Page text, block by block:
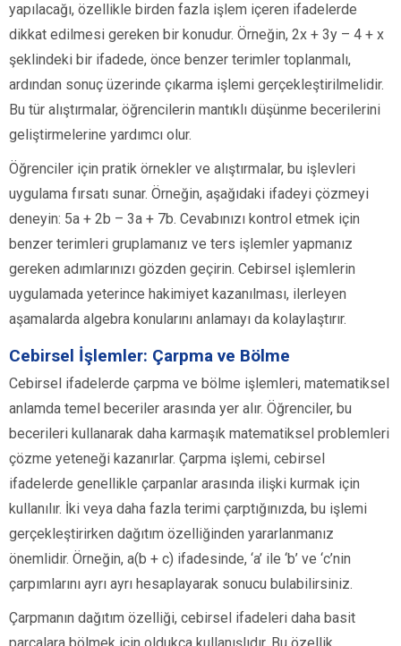
yapılacağı, özellikle birden fazla işlem içeren ifadelerde
dikkat edilmesi gereken bir konudur. Örneğin, 2x + 3y – 4 + x
şeklindeki bir ifadede, önce benzer terimler toplanmalı,
ardından sonuç üzerinde çıkarma işlemi gerçekleştirilmelidir.
Bu tür alıştırmalar, öğrencilerin mantıklı düşünme becerilerini
geliştirmelerine yardımcı olur.
Öğrenciler için pratik örnekler ve alıştırmalar, bu işlevleri
uygulama fırsatı sunar. Örneğin, aşağıdaki ifadeyi çözmeyi
deneyin: 5a + 2b – 3a + 7b. Cevabınızı kontrol etmek için
benzer terimleri gruplamanız ve ters işlemler yapmanız
gereken adımlarınızı gözden geçirin. Cebirsel işlemlerin
uygulamada yeterince hakimiyet kazanılması, ilerleyen
aşamalarda algebra konularını anlamayı da kolaylaştırır.
Cebirsel İşlemler: Çarpma ve Bölme
Cebirsel ifadelerde çarpma ve bölme işlemleri, matematiksel
anlamda temel beceriler arasında yer alır. Öğrenciler, bu
becerileri kullanarak daha karmaşık matematiksel problemleri
çözme yeteneği kazanırlar. Çarpma işlemi, cebirsel
ifadelerde genellikle çarpanlar arasında ilişki kurmak için
kullanılır. İki veya daha fazla terimi çarptığınızda, bu işlemi
gerçekleştirirken dağıtım özelliğinden yararlanmanız
önemlidir. Örneğin, a(b + c) ifadesinde, ‘a’ ile ‘b’ ve ‘c’nin
çarpımlarını ayrı ayrı hesaplayarak sonucu bulabilirsiniz.
Çarpmanın dağıtım özelliği, cebirsel ifadeleri daha basit